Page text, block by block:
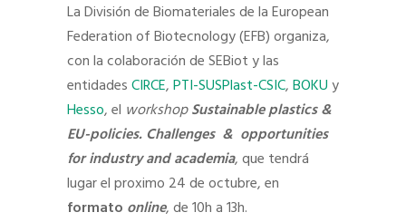
La División de Biomateriales de la European
Federation of Biotecnology (EFB) organiza,
con la colaboración de SEBiot y las
entidadesCIRCE,PTI-SUSPlast-CSIC,BOKUy
Hesso, el workshopSustainable plastics &
EU-policies. Challenges & opportunities
for industry and academia, que tendrá
lugar el proximo 24 de octubre, en
formato online, de 10h a 13h.